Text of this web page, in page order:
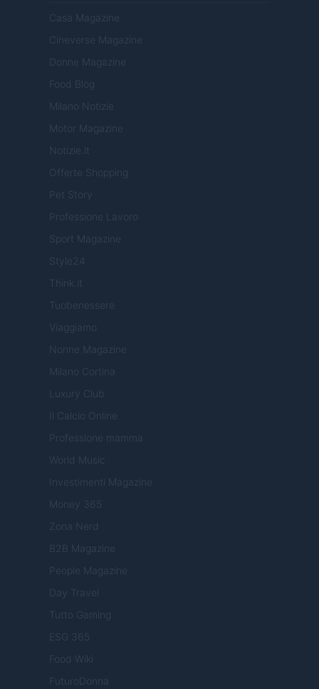
Casa Magazine
Cineverse Magazine
Donne Magazine
Food Blog
Milano Notizie
Motor Magazine
Notizie.it
Offerte Shopping
Pet Story
Professione Lavoro
Sport Magazine
Style24
Think.it
Tuobenessere
Viaggiamo
Nonne Magazine
Milano Cortina
Luxury Club
Il Calcio Online
Professione mamma
World Music
Investimenti Magazine
Money 365
Zona Nerd
B2B Magazine
People Magazine
Day Travel
Tutto Gaming
ESG 365
Food Wiki
FuturoDonna